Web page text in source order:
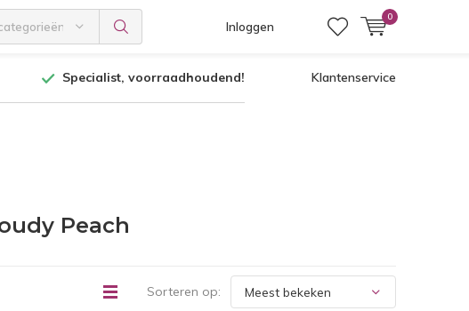
Inloggen
0
Specialist, voorraadhoudend! Klantenservice
Peach
Sorteren op: